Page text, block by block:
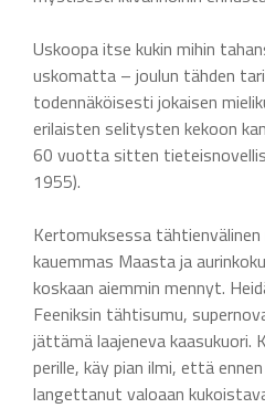
Uskoopa itse kukin mihin
uskomatta – joulun tähden
todennäköisesti jokaisen
erilaisten selitysten kekoon
60 vuotta sitten
1955).
Kertomuksessa
kauemmas Maasta ja
koskaan aiemmin mennyt.
Feeniksin tähtisumu,
jättämä laajeneva kaasukuori.
perille, käy pian ilmi, että
langettanut valoaan